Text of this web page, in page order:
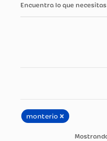
Encuentra lo que necesitas
monterio ×